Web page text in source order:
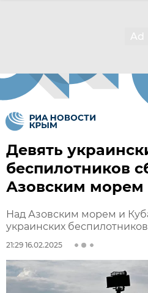
Девять
беспилотников
Азовским морем
Над Азовским морем и
украинских беспилотников
21:29 16.02.2025